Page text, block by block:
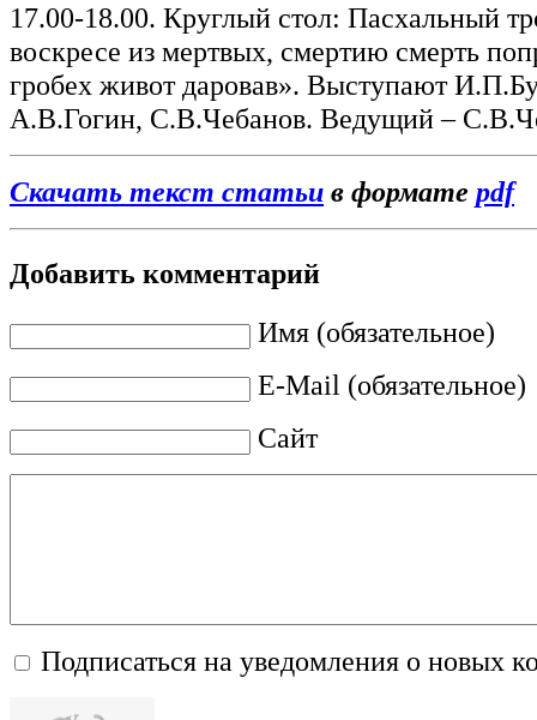
17.00-18.00. Круглый стол: Пасхальный
воскресе из мертвых, смертию смерть
гробех живот даровав». Выступают
А.В.Гогин, С.В.Чебанов. Ведущий –
Скачать текст статьи в формате pdf
Добавить комментарий
Имя (обязательное)
E-Mail (обязательное)
Сайт
Подписаться на уведомления о новых